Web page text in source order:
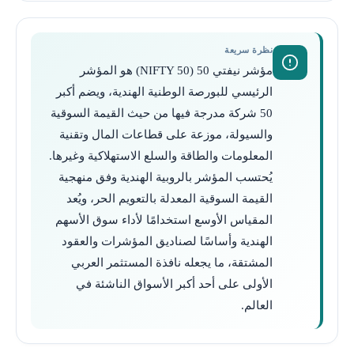
نظرة سريعة
مؤشر نيفتي 50 (NIFTY 50) هو المؤشر
الرئيسي للبورصة الوطنية الهندية، ويضم أكبر
50 شركة مدرجة فيها من حيث القيمة السوقية
والسيولة، موزعة على قطاعات المال وتقنية
المعلومات والطاقة والسلع الاستهلاكية وغيرها.
يُحتسب المؤشر بالروبية الهندية وفق منهجية
القيمة السوقية المعدلة بالتعويم الحر، ويُعد
المقياس الأوسع استخدامًا لأداء سوق الأسهم
الهندية وأساسًا لصناديق المؤشرات والعقود
المشتقة، ما يجعله نافذة المستثمر العربي
الأولى على أحد أكبر الأسواق الناشئة في
العالم.